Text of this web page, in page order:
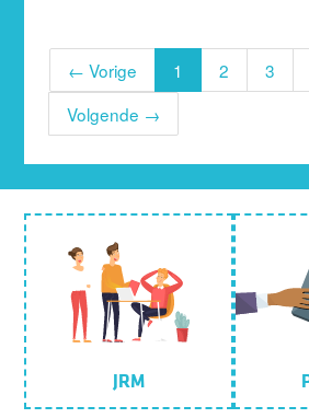
← Vorige 1 2 3
Volgende →
JRM